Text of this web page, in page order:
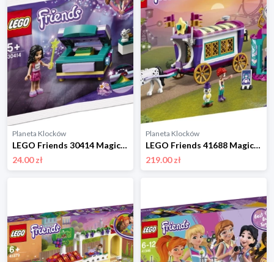
Planeta Klocków
LEGO Friends 30414 Magiczny kufer Emmy Lego
24.00 zł
Planeta Klocków
LEGO Friends 41688 Magiczny wóz Lego
219.00 zł